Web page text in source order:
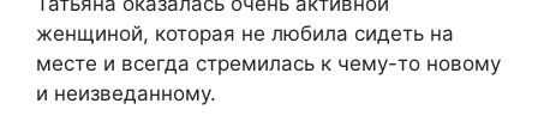
женщиной, которая не любила сидеть на
месте и всегда стремилась к чему-то новому
и неизведанному.